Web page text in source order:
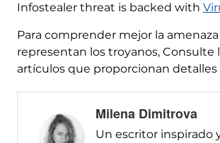
Infostealer threat is backed with
Para comprender mejor la
representan los troyanos, Consulte
artículos que proporcionan detalles
Milena Dimitrova
Un escritor inspirado